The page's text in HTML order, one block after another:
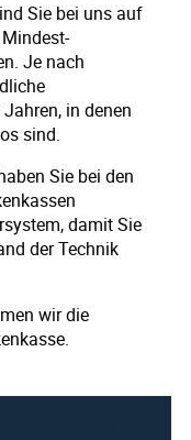
Sie bei uns auf
Je nach
in denen
sind.
Sie bei den
damit Sie
der Technik
wir die